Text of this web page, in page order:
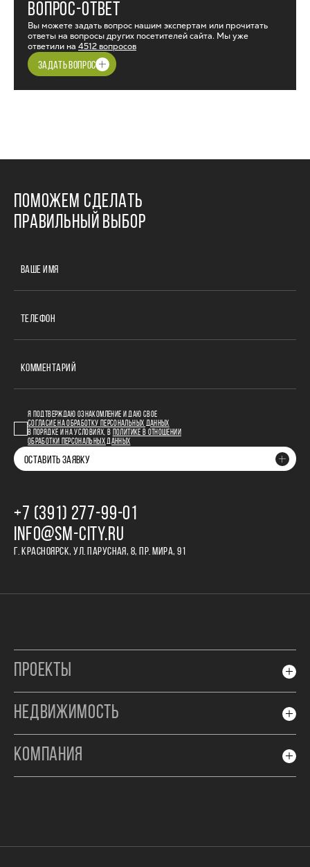
ВОПРОС-ОТВЕТ
Вы можете задать вопрос нашим экспертам или прочитать
ответы на вопросы других посетителей сайта. Мы уже
ответили на 4512 вопросов
ЗАДАТЬ ВОПРОС
ПОМОЖЕМ СДЕЛАТЬ
ПРАВИЛЬНЫЙ ВЫБОР
ВАШЕ ИМЯ
ТЕЛЕФОН
КОММЕНТАРИЙ
Я ПОДТВЕРЖДАЮ ОЗНАКОМЛЕНИЕ И ДАЮ СВОЕ
СОГЛАСИЕ НА ОБРАБОТКУ ПЕРСОНАЛЬНЫХ ДАННЫХ
В ПОРЯДКЕ И НА УСЛОВИЯХ, В
ПОЛИТИКЕ В ОТНОШЕНИИ
ОБРАБОТКИ ПЕРСОНАЛЬНЫХ ДАННЫХ
ОСТАВИТЬ ЗАЯВКУ
+7 (391) 277‒99‒01
INFO@SM-CITY.RU
Г. КРАСНОЯРСК, УЛ. ПАРУСНАЯ, 8, ПР. МИРА, 91
ПРОЕКТЫ
НЕДВИЖИМОСТЬ
КОМПАНИЯ